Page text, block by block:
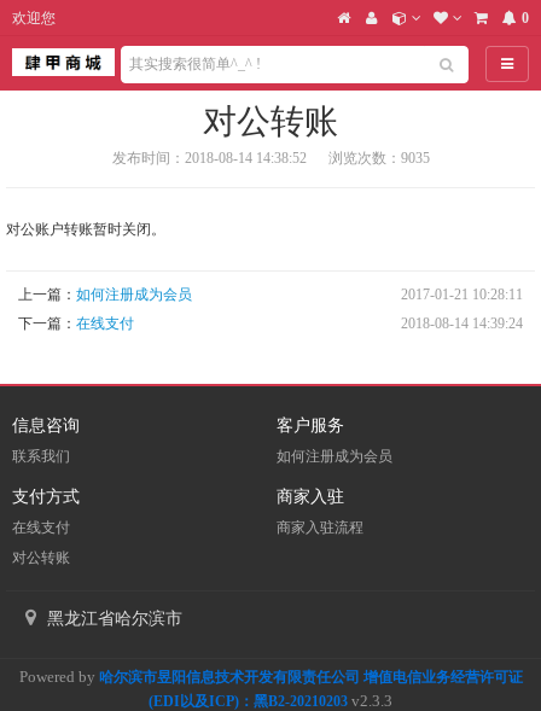
欢迎您 0
导航
对公转账
发布时间：2018-08-14 14:38:52 浏览次数：9035
对公账户转账暂时关闭。
上一篇： 如何注册成为会员
2017-01-21 10:28:11
下一篇： 在线支付 2018-08-14 14:39:24
信息咨询
联系我们
客户服务
如何注册成为会员
支付方式
在线支付
对公转账
商家入驻
商家入驻流程
黑龙江省哈尔滨市
Powered by 哈尔滨市昱阳信息技术开发有限责任公司 增值电信业务经营许可证
(EDI以及ICP)：黑B2-20210203 v2.3.3